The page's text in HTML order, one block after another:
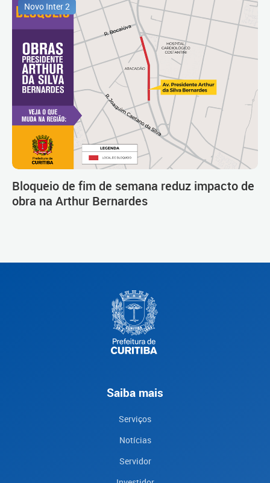
Novo Inter 2
Bloqueio de fim de semana reduz impacto de
obra na Arthur Bernardes
Saiba mais
Serviços
Notícias
Servidor